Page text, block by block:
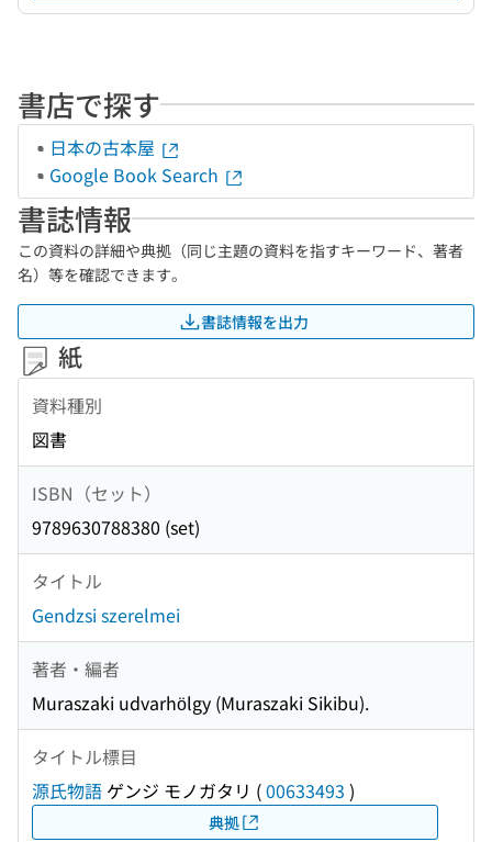
書店で探す
日本の古本屋
Google Book Search
書誌情報
この資料の詳細や典拠（同じ主題の資料を指すキーワード、著者
名）等を確認できます。
書誌情報を出力
紙
資料種別
図書
ISBN（セット）
9789630788380 (set)
タイトル
Gendzsi szerelmei
著者・編者
Muraszaki udvarhölgy (Muraszaki Sikibu).
タイトル標目
源氏物語 ゲンジ モノガタリ (00633493 )
典拠